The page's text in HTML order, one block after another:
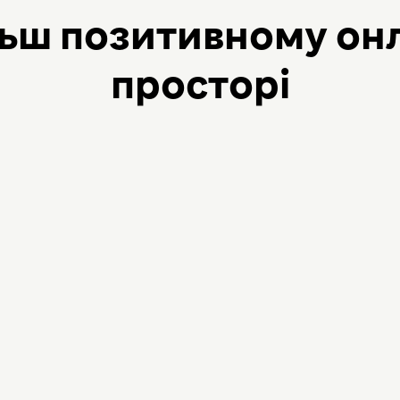
позитивному
просторі